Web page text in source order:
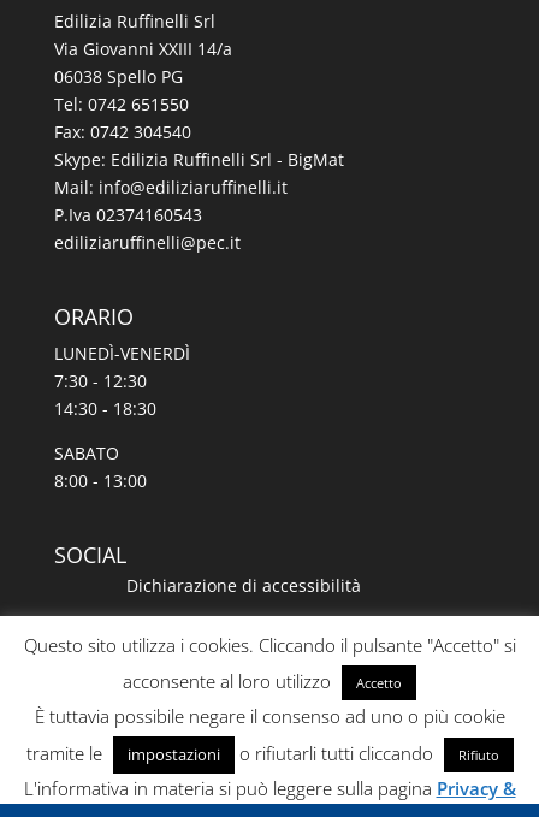
Edilizia Ruffinelli Srl
Via Giovanni XXIII 14/a
06038 Spello PG
Tel: 0742 651550
Fax: 0742 304540
Skype: Edilizia Ruffinelli Srl - BigMat
Mail:
ti.illeniffuraizilide
@ofni
P.Iva 02374160543
ti.cep
@illeniffuraizilide
ORARIO
LUNEDÌ-VENERDÌ
7:30 - 12:30
14:30 - 18:30
SABATO
8:00 - 13:00
SOCIAL
Dichiarazione di accessibilità
BIGMAT
Questo sito utilizza i cookies. Cliccando il pulsante "Accetto" si
acconsente al loro utilizzo
Accetto
È tuttavia possibile negare il consenso ad uno o più cookie
tramite le
impostazioni o rifiutarli tutti cliccando Rifiuto
L'informativa in materia si può leggere sulla pagina Privacy &